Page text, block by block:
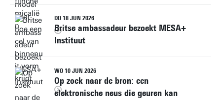
DO 18 JUN 2026
Britse ambassadeur bezoekt MESA+
Instituut
WO 10 JUN 2026
Op zoek naar de bron: een
elektronische neus die geuren kan